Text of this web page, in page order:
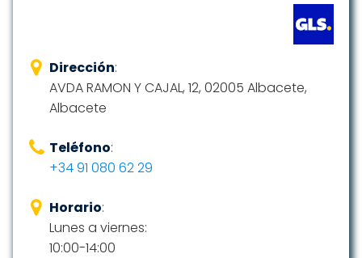
Dirección:
AVDA RAMON Y CAJAL, 12, 02005 Albacete,
Albacete
Teléfono:
+34 91 080 62 29
Horario:
Lunes a viernes:
10:00-14:00